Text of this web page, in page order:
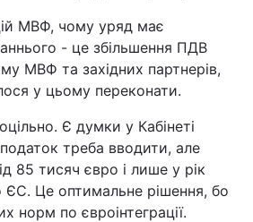
МВФ, чому уряд має
- це збільшення ПДВ
МВФ та західних партнерів,
у цьому переконати.
Є думки у Кабінеті
треба вводити, але
85 тисяч євро і лише у рік
ЄС. Це оптимальне рішення, бо
норм по євроінтеграції.